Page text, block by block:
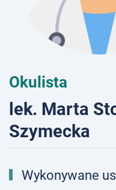
Okulista
lek. Marta
Szymecka
Wykonywane